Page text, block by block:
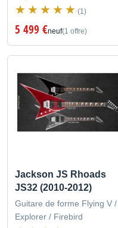
(1)
5 499 €neuf(1 offre)
Jackson JS Rhoads
JS32 (2010-2012)
Guitare de forme Flying V /
Explorer / Firebird